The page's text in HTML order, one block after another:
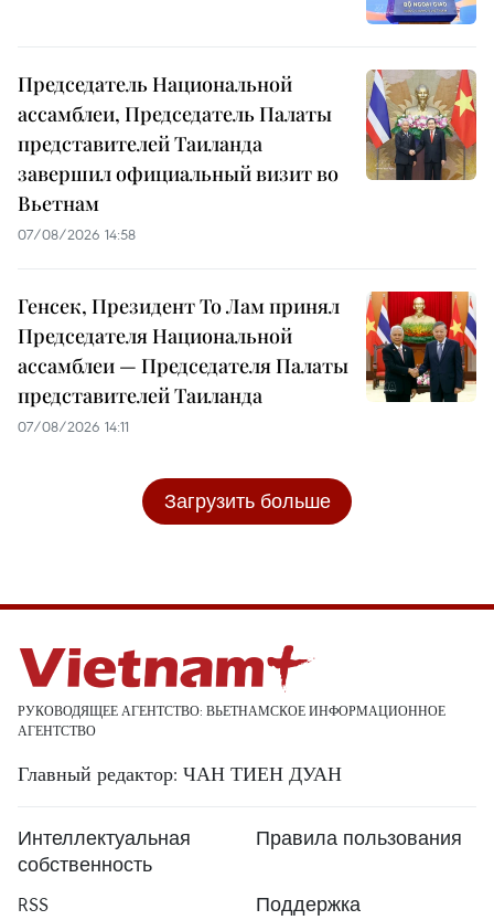
Председатель Национальной
ассамблеи, Председатель Палаты
представителей Таиланда
завершил официальный визит во
Вьетнам
07/08/2026 14:58
Генсек, Президент То Лам принял
Председателя Национальной
ассамблеи — Председателя Палаты
представителей Таиланда
07/08/2026 14:11
Загрузить больше
РУКОВОДЯЩЕЕ АГЕНТСТВО: ВЬЕТНАМСКОЕ ИНФОРМАЦИОННОЕ
АГЕНТСТВО
Главный редактор: ЧАН ТИЕН ДУАН
Интеллектуальная
собственность
Правила пользования
RSS Поддержка